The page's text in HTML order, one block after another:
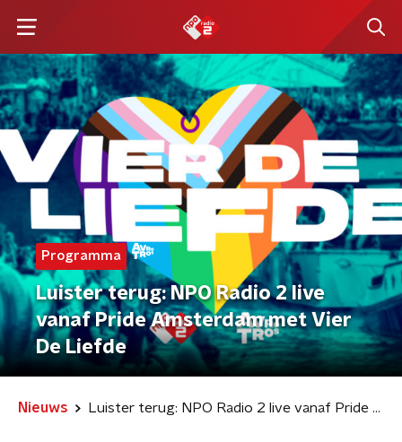
Programma
Luister terug: NPO Radio 2 live
vanaf Pride Amsterdam met Vier
De Liefde
Nieuws Luister terug: NPO Radio 2 live vanaf Pride Amsterdam met Vier De Liefde